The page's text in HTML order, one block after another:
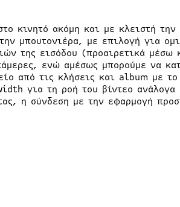
κινητό ακόμη και με κλειστή
μπουτονιέρα, με επιλογή για
της εισόδου (προαιρετικά μέσω
ενώ αμέσως μπορούμε να
από τις κλήσεις και album με
για τη ροή του βίντεο
η σύνδεση με την εφαρμογή